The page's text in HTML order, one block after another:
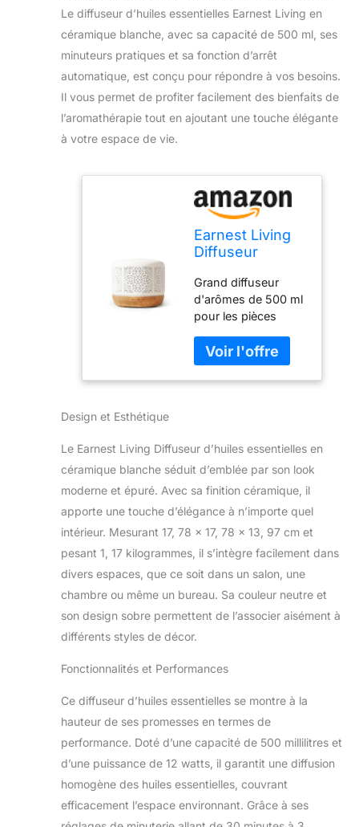
Le diffuseur d’huiles essentielles Earnest Living en
céramique blanche, avec sa capacité de 500 ml, ses
minuteurs pratiques et sa fonction d’arrêt
automatique, est conçu pour répondre à vos besoins.
Il vous permet de profiter facilement des bienfaits de
l’aromathérapie tout en ajoutant une touche élégante
à votre espace de vie.
Earnest Living
Diffuseur
essentielles en
céramique
Blanche - 500
ML - Minuteurs
et Fonction
arrêt
Automatique -
essentielles
Grand diffuseur
d'arômes de 500 ml
pour les pièces
atmosphère
détendue : le
réservoir extra large
l'air sec du
chauffage, contre
les odeurs
domestiques ou de
fumée et pour créer
une ambiance calme
et agréable. Parfait
chambre ou le
bureau à domicile.
Aromathérapie avec
pour une utilisation
suffit de le remplir
avec de l'eau et
quelques gouttes
crée un agréable
parfum qui soulage
le stress et aide à
l'éteindre. Sans
Design et Esthétique
Le Earnest Living Diffuseur d’huiles essentielles en
céramique blanche séduit d’emblée par son look
moderne et épuré. Avec sa finition céramique, il
apporte une touche d’élégance à n’importe quel
intérieur. Mesurant 17, 78 x 17, 78 x 13, 97 cm et
pesant 1, 17 kilogrammes, il s’intègre facilement dans
divers espaces, que ce soit dans un salon, une
chambre ou même un bureau. Sa couleur neutre et
son design sobre permettent de l’associer aisément à
différents styles de décor.
Fonctionnalités et Performances
Ce diffuseur d’huiles essentielles se montre à la
hauteur de ses promesses en termes de
performance. Doté d’une capacité de 500 millilitres et
d’une puissance de 12 watts, il garantit une diffusion
homogène des huiles essentielles, couvrant
efficacement l’espace environnant. Grâce à ses